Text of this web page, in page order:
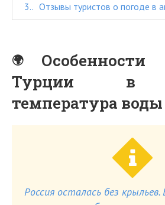
3.
Отзывы туристов о погоде в
Турции в
температура
Россия осталась без